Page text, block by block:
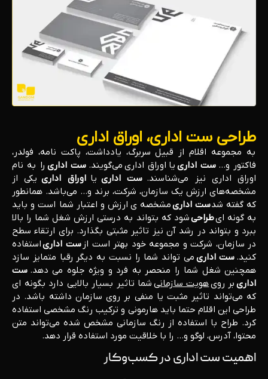
طراحی ست اداری، اوراق اداری
به مجموعه اقلام از قبیل سربرگ، یادداشت، پاکت نامه، فولدر،
فاکتور و… ست ادارییا اوراق اداری می‌گویند. ست اداری را به نام
اوراق اداری نیز می‌شناسند. ست اداری یااوراق ادارییکی از
مشخصه‌های ارزش یک سازمان، شرکت، برند و… می‌باشد. همانطور
که گفته شدست اداریمشخصه ی ارزش و اعتبار شما است و باید
به گونه ایطراحیشود که بتواند به درستی ارزش شغل شما را بالا
ببرد و بتواند در رشد آن نیز تاثیر مثبتی بگذارد. برای ارتقاء سطح
در سازمان، شرکت و مجموعه خود بهتر است ازست اداریاستفاده
کنید. ست اداری می تواند شما را نسبت به دیگر رقبا متمایز سازد
همچنین شغل شما را منحصر به فرد و ویژه جلوه می دهد. ست
اداریبر رویهویت سازمانی شما تاثیر بسیار بالایی دارد بگونه ای
که می‌تواند تاثیر مثبت یا منفی بر روی سازمان داشته باشد. در
طراحی این اقلام حتما باید هارمونی و ترکیب رنگ مشخصی استفاده
کرد. طراح با استفاده از رنگ سازمانی مشخص شده می‌تواند متن
محتوا، آدرس، لوگو و… را با خلاقیت مورد استفاده قرار دهد.
اهمیت ست اداری در کسب‌وکار